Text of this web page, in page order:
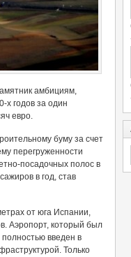
амбициям,
х годов за один
евро.
буму за счет
перегруженности
посадочных полос в
в год, став
от юга Испании,
Аэропорт, который был
введен в
Только